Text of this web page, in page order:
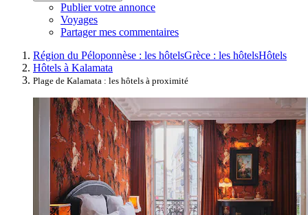
Publier votre annonce
Voyages
Partager mes commentaires
Région du Péloponnèse : les hôtelsGrèce : les hôtelsHôtels
Hôtels à Kalamata
Plage de Kalamata : les hôtels à proximité